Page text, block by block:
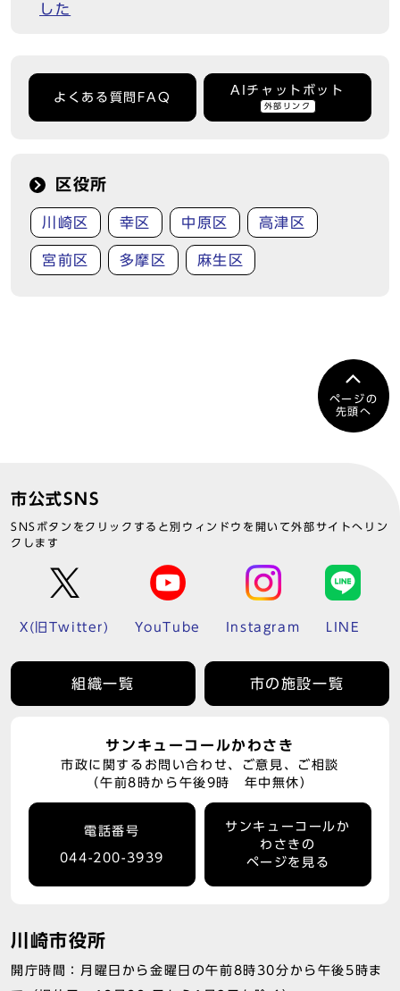
した
よくある質問FAQ
AIチャットボット
外部リンク
区役所
川崎区 幸区 中原区 高津区
宮前区 多摩区 麻生区
ページの
先頭へ
市公式SNS
SNSボタンをクリックすると別ウィンドウを開いて外部サイトへリン
クします
X(旧Twitter) YouTube Instagram LINE
組織一覧 市の施設一覧
サンキューコールかわさき
市政に関するお問い合わせ、ご意見、ご相談
（午前8時から午後9時 年中無休）
電話番号
044-200-3939
サンキューコールか
わさきの
ページを見る
川崎市役所
開庁時間：月曜日から金曜日の午前8時30分から午後5時ま